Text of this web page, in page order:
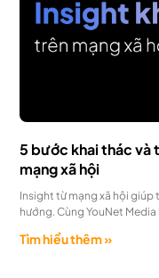
5 bước khai thác và
mạng xã hội
Insight từ mạng xã hội giúp
hướng. Cùng YouNet
Tìm hiểu thêm »